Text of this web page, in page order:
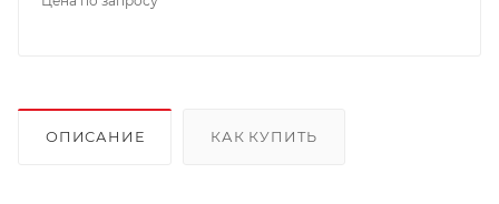
ОПИСАНИЕ КАК КУПИТЬ